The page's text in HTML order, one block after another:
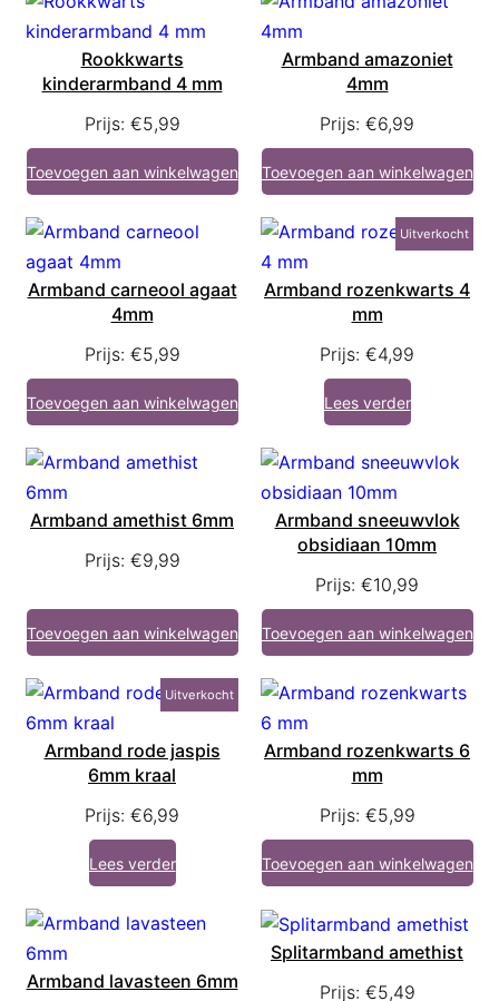
Rookkwarts
kinderarmband 4 mm
Prijs: €5,99
Toevoegen aan winkelwagen
Armband amazoniet
4mm
Prijs: €6,99
Toevoegen aan winkelwagen
Armband carneool agaat
4mm
Prijs: €5,99
Toevoegen aan winkelwagen
Uitverkocht
Armband rozenkwarts 4
mm
Prijs: €4,99
Lees verder
Armband amethist 6mm
Prijs: €9,99
Toevoegen aan winkelwagen
Armband sneeuwvlok
obsidiaan 10mm
Prijs: €10,99
Toevoegen aan winkelwagen
Uitverkocht
Armband rode jaspis
6mm kraal
Prijs: €6,99
Lees verder
Armband rozenkwarts 6
mm
Prijs: €5,99
Toevoegen aan winkelwagen
Armband lavasteen 6mm
Splitarmband amethist
Prijs: €5,49